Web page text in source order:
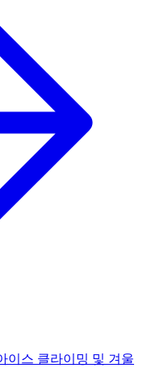
이스 클라이밍 및 겨울